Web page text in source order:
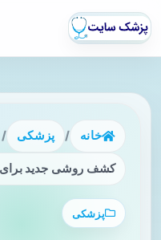
خانه / پزشکی /
کشف روشی جدید برای
پزشکی